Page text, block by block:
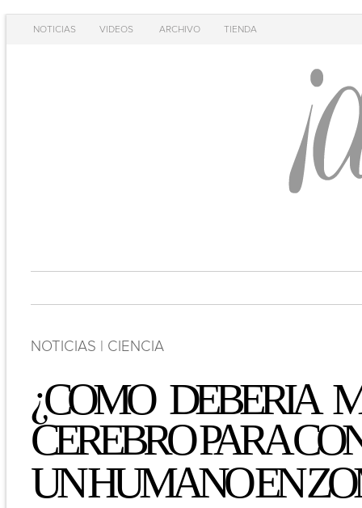
NOTICIAS VIDEOS ARCHIVO TIENDA
NOTICIAS | CIENCIA
¿COMO DEBERIA
CEREBRO PARA
UN HUMANO EN